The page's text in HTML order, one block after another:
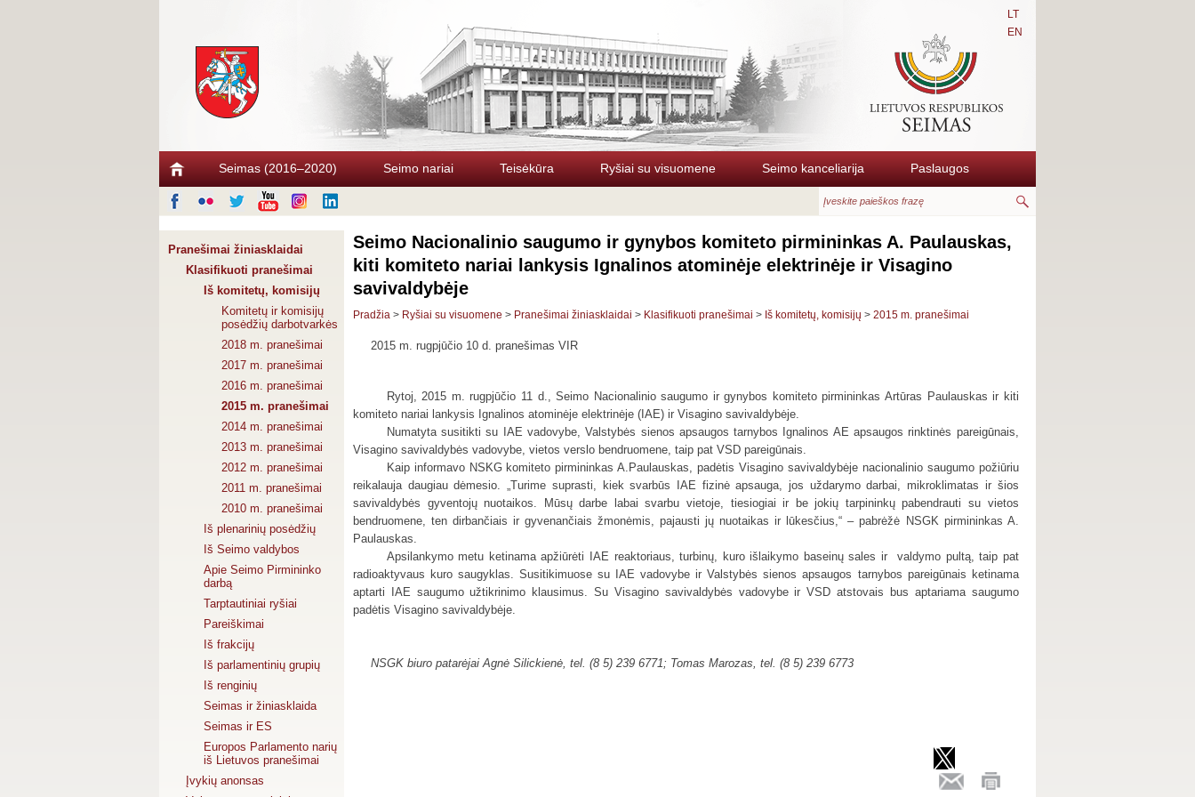
LT
EN
Seimas (2016–2020) Seimo nariai Teisėkūra Ryšiai su visuomene Seimo kanceliarija Paslaugos
Pranešimai žiniasklaidai
Klasifikuoti pranešimai
Iš komitetų, komisijų
Komitetų ir komisijų
posėdžių darbotvarkės
2018 m. pranešimai
2017 m. pranešimai
2016 m. pranešimai
2015 m. pranešimai
2014 m. pranešimai
2013 m. pranešimai
2012 m. pranešimai
2011 m. pranešimai
2010 m. pranešimai
Iš plenarinių posėdžių
Iš Seimo valdybos
Apie Seimo Pirmininko
darbą
Tarptautiniai ryšiai
Pareiškimai
Iš frakcijų
Iš parlamentinių grupių
Iš renginių
Seimas ir žiniasklaida
Seimas ir ES
Europos Parlamento narių
iš Lietuvos pranešimai
Įvykių anonsas
Seimo Nacionalinio saugumo ir gynybos komiteto pirmininkas A. Paulauskas,
kiti komiteto nariai lankysis Ignalinos atominėje elektrinėje ir Visagino
savivaldybėje
Pradžia > Ryšiai su visuomene > Pranešimai žiniasklaidai > Klasifikuoti pranešimai > Iš komitetų, komisijų > 2015 m. pranešimai
2015 m. rugpjūčio 10 d. pranešimas VIR
Rytoj, 2015 m. rugpjūčio 11 d., Seimo Nacionalinio saugumo ir gynybos komiteto pirmininkas Artūras Paulauskas ir kiti
komiteto nariai lankysis Ignalinos atominėje elektrinėje (IAE) ir Visagino savivaldybėje.
Numatyta susitikti su IAE vadovybe, Valstybės sienos apsaugos tarnybos Ignalinos AE apsaugos rinktinės pareigūnais,
Visagino savivaldybės vadovybe, vietos verslo bendruomene, taip pat VSD pareigūnais.
Kaip informavo NSKG komiteto pirmininkas A.Paulauskas, padėtis Visagino savivaldybėje nacionalinio saugumo požiūriu
reikalauja daugiau dėmesio. „Turime suprasti, kiek svarbūs IAE fizinė apsauga, jos uždarymo darbai, mikroklimatas ir šios
savivaldybės gyventojų nuotaikos. Mūsų darbe labai svarbu vietoje, tiesiogiai ir be jokių tarpininkų pabendrauti su vietos
bendruomene, ten dirbančiais ir gyvenančiais žmonėmis, pajausti jų nuotaikas ir lūkesčius,“ – pabrėžė NSGK pirmininkas A.
Paulauskas.
Apsilankymo metu ketinama apžiūrėti IAE reaktoriaus, turbinų, kuro išlaikymo baseinų sales ir
valdymo pultą, taip pat
radioaktyvaus kuro saugyklas. Susitikimuose su IAE vadovybe ir Valstybės sienos apsaugos tarnybos pareigūnais ketinama
aptarti IAE saugumo užtikrinimo klausimus. Su Visagino savivaldybės vadovybe ir VSD atstovais bus aptariama saugumo
padėtis Visagino savivaldybėje.
NSGK biuro patarėjai Agnė Silickienė, tel. (8 5) 239 6771; Tomas Marozas, tel. (8 5) 239 6773